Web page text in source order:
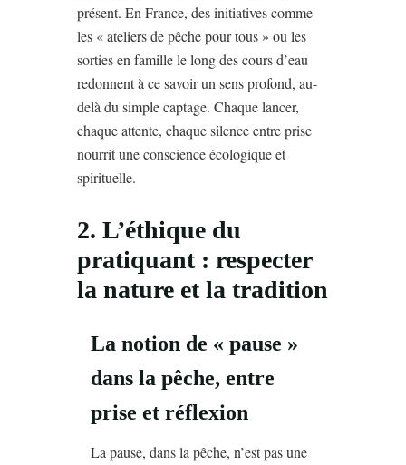
présent. En France, des initiatives comme
les « ateliers de pêche pour tous » ou les
sorties en famille le long des cours d’eau
redonnent à ce savoir un sens profond, au-
delà du simple captage. Chaque lancer,
chaque attente, chaque silence entre prise
nourrit une conscience écologique et
spirituelle.
2. L’éthique du
pratiquant : respecter
la nature et la tradition
La notion de « pause »
dans la pêche, entre
prise et réflexion
La pause, dans la pêche, n’est pas une